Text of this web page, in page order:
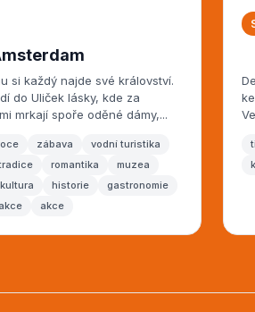
si každý najde své království.
do Uliček lásky, kde za
mrkají spoře oděné dámy,...
zábava
vodní turistika
romantika
muzea
kultura historie
gastronomie
akce